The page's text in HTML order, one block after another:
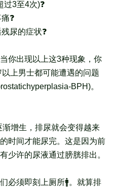
3至4次)❓
❓
尿的症状❓
你出现以上这3种现象，你
上男士都可能遭遇的问题
BPH)。
增生，排尿就会变得越来
时间才能尿完。这是因为前
少许的尿液通过膀胱排出。
必须即刻上厕所🚹。就算排